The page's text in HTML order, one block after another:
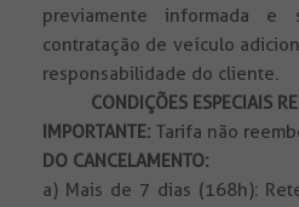
previamente informada e
contratação de veículo
responsabilidade do cliente.
CONDIÇÕES ESPECIAIS
IMPORTANTE: Tarifa não
DO CANCELAMENTO:
a) Mais de 7 dias (168h):